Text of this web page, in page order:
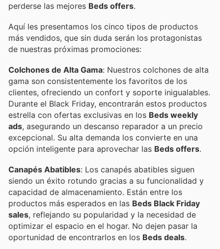
perderse las mejores Beds offers.
Aquí les presentamos los cinco tipos de productos
más vendidos, que sin duda serán los protagonistas
de nuestras próximas promociones:
Colchones de Alta Gama: Nuestros colchones de alta
gama son consistentemente los favoritos de los
clientes, ofreciendo un confort y soporte inigualables.
Durante el Black Friday, encontrarán estos productos
estrella con ofertas exclusivas en los Beds weekly
ads, asegurando un descanso reparador a un precio
excepcional. Su alta demanda los convierte en una
opción inteligente para aprovechar las Beds offers.
Canapés Abatibles: Los canapés abatibles siguen
siendo un éxito rotundo gracias a su funcionalidad y
capacidad de almacenamiento. Están entre los
productos más esperados en las Beds Black Friday
sales, reflejando su popularidad y la necesidad de
optimizar el espacio en el hogar. No dejen pasar la
oportunidad de encontrarlos en los Beds deals.